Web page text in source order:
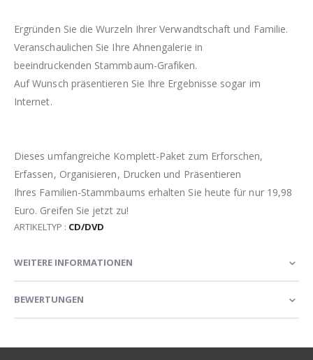
Ergründen Sie die Wurzeln Ihrer Verwandtschaft und Familie.
Veranschaulichen Sie Ihre Ahnengalerie in
beeindruckenden Stammbaum-Grafiken.
Auf Wunsch präsentieren Sie Ihre Ergebnisse sogar im
Internet.
Dieses umfangreiche Komplett-Paket zum Erforschen,
Erfassen, Organisieren, Drucken und Präsentieren
Ihres Familien-Stammbaums erhalten Sie heute für nur 19,98
Euro. Greifen Sie jetzt zu!
ARTIKELTYP : CD/DVD
WEITERE INFORMATIONEN
BEWERTUNGEN